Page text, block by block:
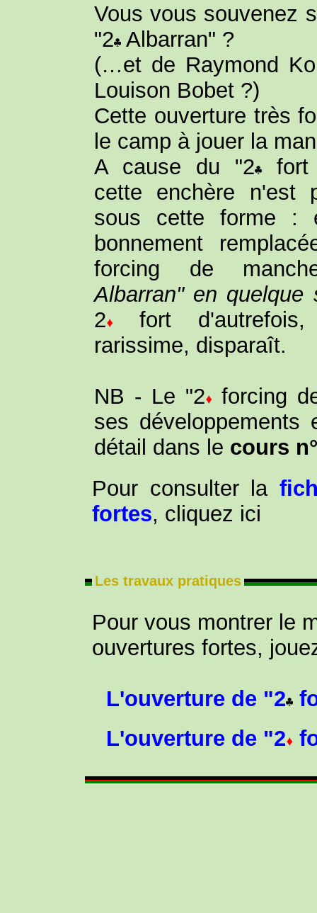
Vous vous souvenez
"2 Albarran" ?
(…et de Raymond
Louison Bobet ?)
Cette ouverture très
le camp à jouer la
A cause du "2
fort
cette enchère n'est
sous cette forme :
bonnement
forcing de
Albarran" en
2
fort
rarissime, disparaît.
NB - Le "2
forcing
ses développements
détail dans le cours
Pour consulter la
fortes, cliquez ici
Les travaux pratiques
Pour vous montrer le
ouvertures fortes,
L'ouverture de "2
L'ouverture de "2